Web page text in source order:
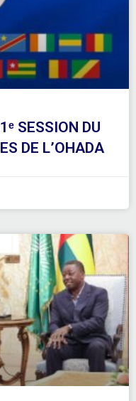
SESSION DU
DE L’OHADA